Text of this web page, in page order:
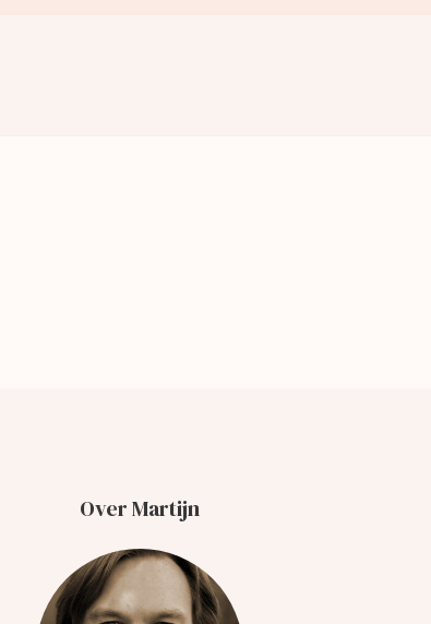
Over Martijn